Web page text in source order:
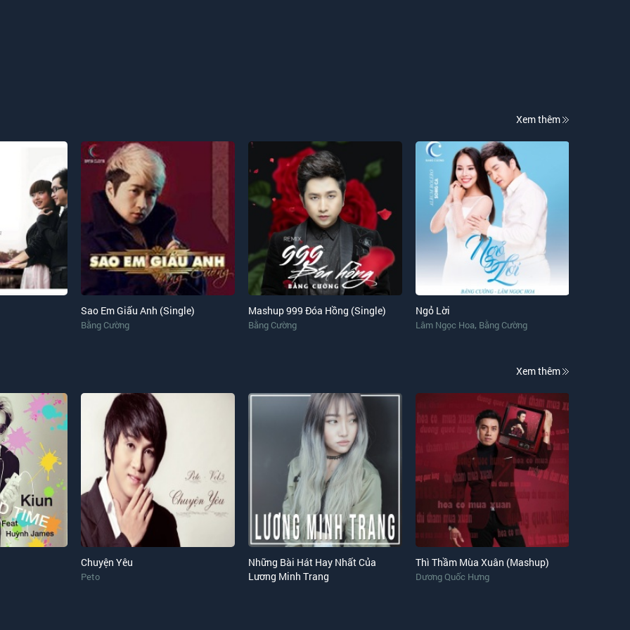
Xem thêm
Sao Em Giấu Anh (Single)
Bằng Cường
Mashup 999 Đóa Hồng (Single)
Bằng Cường
Ngỏ Lời
Lâm Ngọc Hoa, Bằng Cường
Xem thêm
Chuyện Yêu
Peto
Những Bài Hát Hay Nhất Của
Lương Minh Trang
Thì Thầm Mùa Xuân (Mashup)
Dương Quốc Hưng